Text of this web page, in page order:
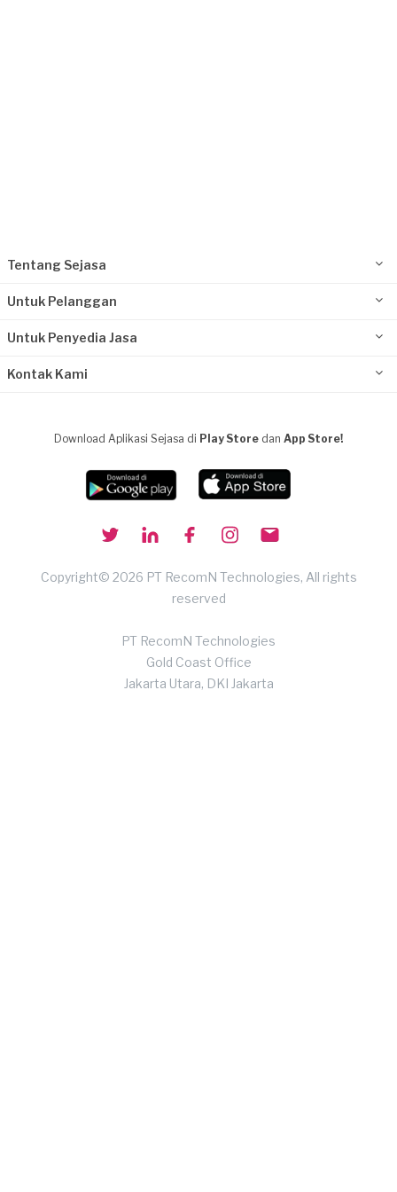
Tentang Sejasa
Untuk Pelanggan
Untuk Penyedia Jasa
Kontak Kami
Download Aplikasi Sejasa di Play Store dan App Store!
Copyright© 2026 PT RecomN Technologies, All rights
reserved
PT RecomN Technologies
Gold Coast Office
Jakarta Utara, DKI Jakarta